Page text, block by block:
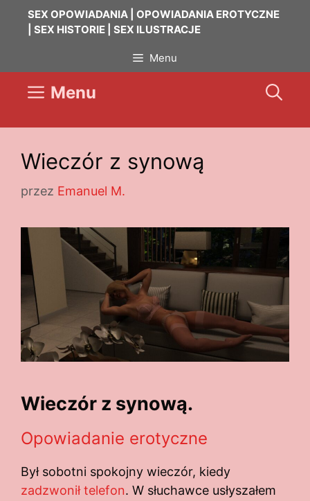
PrzejdźSEX OPOWIADANIA | OPOWIADANIA EROTYCZNE
| SEX HISTORIE | SEX ILUSTRACJE
Menu
Menu
Wieczór z synową
przez Emanuel M.
Wieczór z synową.
Opowiadanie erotyczne
Był sobotni spokojny wieczór, kiedy
zadzwonił telefon. W słuchawce usłyszałem